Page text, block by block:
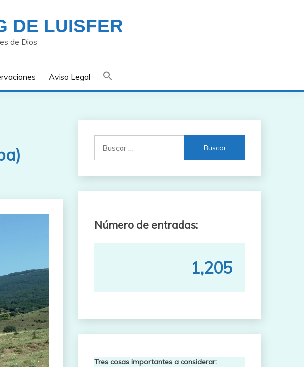
DE LUISFER
de Dios
Aviso Legal
Número de entradas:
1,205
Tres cosas importantes a considerar: